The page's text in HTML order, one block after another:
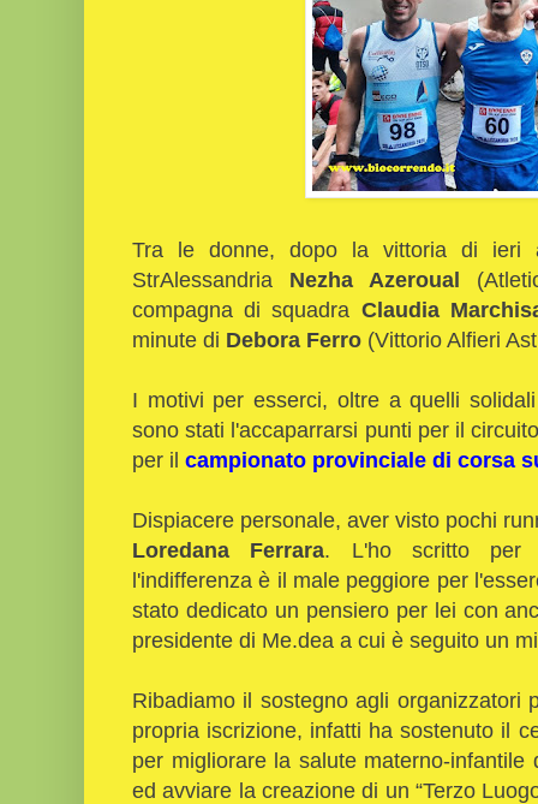
Tra le donne, dopo la vittoria di ieri
StrAlessandria Nezha Azeroual
compagna di squadra Claudia
minute di Debora Ferro (Vittorio Alfieri
I motivi per esserci, oltre a quelli
sono stati l'accaparrarsi punti per il
per il campionato provinciale di corsa
Dispiacere personale, aver visto pochi
Loredana Ferrara. L'ho scritto per
l'indifferenza è il male peggiore per
stato dedicato un pensiero per lei con
presidente di Me.dea a cui è seguito un
Ribadiamo il sostegno agli organizzatori
propria iscrizione, infatti ha sostenuto il
per migliorare la salute materno-
ed avviare la creazione di un “Terzo